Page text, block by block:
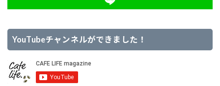
YouTubeチャンネルができました！